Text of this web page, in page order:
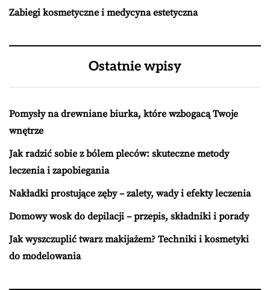
Zabiegi kosmetyczne i medycyna estetyczna
Ostatnie wpisy
Pomysły na drewniane biurka, które wzbogacą Twoje
wnętrze
Jak radzić sobie z bólem pleców: skuteczne metody
leczenia i zapobiegania
Nakładki prostujące zęby – zalety, wady i efekty leczenia
Domowy wosk do depilacji – przepis, składniki i porady
Jak wyszczuplić twarz makijażem? Techniki i kosmetyki
do modelowania